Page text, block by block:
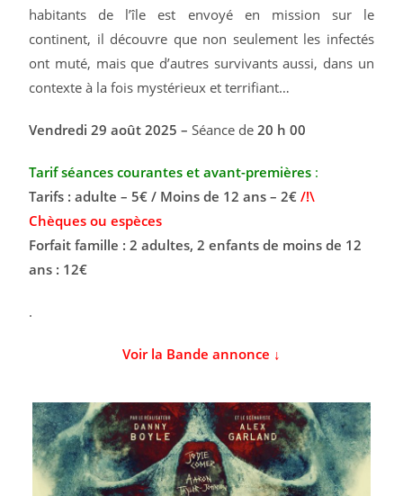
habitants de l’île est envoyé en mission sur le
continent, il découvre que non seulement les infectés
ont muté, mais que d’autres survivants aussi, dans un
contexte à la fois mystérieux et terrifiant…
Vendredi 29 août 2025 –Séance de20 h 00
Tarif séances courantes et avant-premières :
Tarifs : adulte – 5€ / Moins de 12 ans – 2€/!\
Chèques ou espèces
Forfait famille : 2 adultes, 2 enfants de moins de 12
ans : 12€
.
Voir la Bande annonce ↓